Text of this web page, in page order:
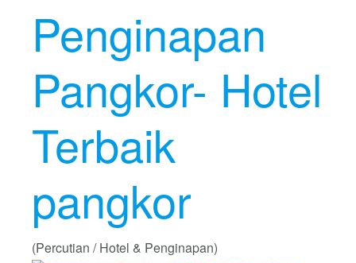
Penginapan
Pangkor- Hotel
Terbaik
pangkor
(Percutian / Hotel & Penginapan)